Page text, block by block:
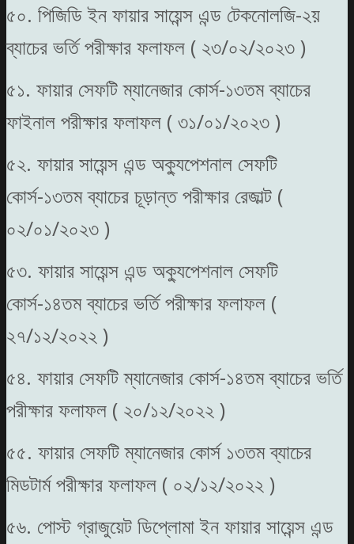
৫০. পিজিডি ইন ফায়ার সায়েন্স এন্ড টেকনোলজি-২য়
ব্যাচের ভর্তি পরীক্ষার ফলাফল ( ২৩/০২/২০২৩ )
৫১. ফায়ার সেফটি ম্যানেজার কোর্স-১৩তম ব্যাচের
ফাইনাল পরীক্ষার ফলাফল ( ৩১/০১/২০২৩ )
৫২. ফায়ার সায়েন্স এন্ড অক্যুপেশনাল সেফটি
কোর্স-১৩তম ব্যাচের চূড়ান্ত পরীক্ষার রেজাল্ট (
০২/০১/২০২৩ )
৫৩. ফায়ার সায়েন্স এন্ড অক্যুপেশনাল সেফটি
কোর্স-১৪তম ব্যাচের ভর্তি পরীক্ষার ফলাফল (
২৭/১২/২০২২ )
৫৪. ফায়ার সেফটি ম্যানেজার কোর্স-১৪তম ব্যাচের ভর্তি
পরীক্ষার ফলাফল ( ২০/১২/২০২২ )
৫৫. ফায়ার সেফটি ম্যানেজার কোর্স ১৩তম ব্যাচের
মিডটার্ম পরীক্ষার ফলাফল ( ০২/১২/২০২২ )
৫৬. পোস্ট গ্রাজুয়েট ডিপ্লোমা ইন ফায়ার সায়েন্স এন্ড